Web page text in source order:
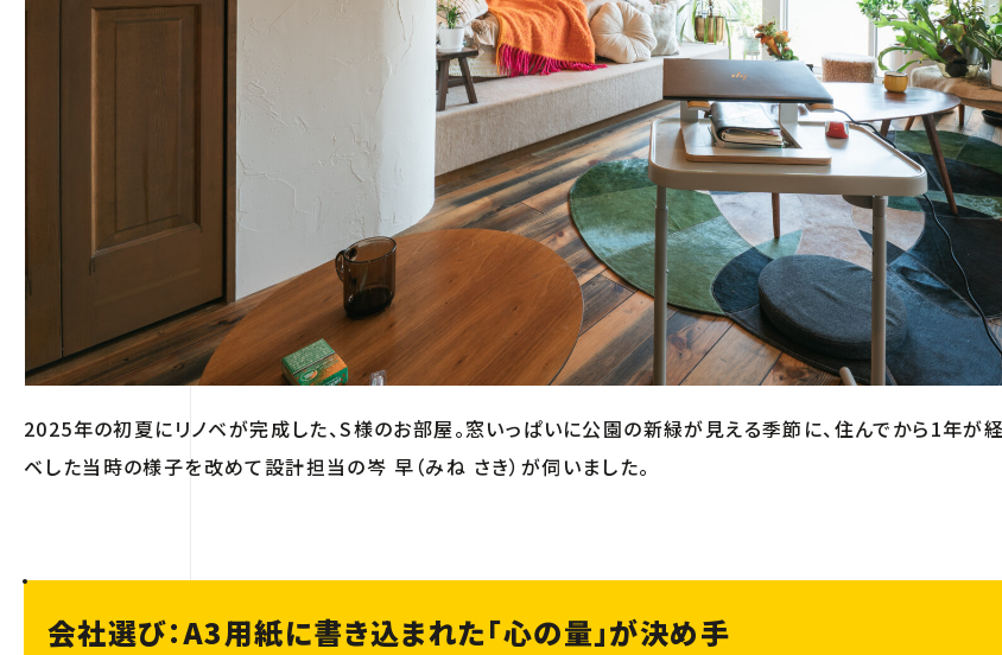
2025年の初夏にリノベが完成した、S様のお部屋。窓いっぱいに公園の新緑が見える季節に、住んでから1年が経
ベした当時の様子を改めて設計担当の岑 早（みね さき）が伺いました。
会社選び：A3用紙に書き込まれた「心の量」が決め手